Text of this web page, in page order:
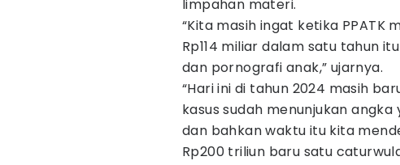
limpahan materi.
“Kita masih ingat ketika PPATK
Rp114 miliar dalam satu tahun
dan pornografi anak,” ujarnya.
“Hari ini di tahun 2024 masih
kasus sudah menunjukan
dan bahkan waktu itu kita
Rp200 triliun baru satu